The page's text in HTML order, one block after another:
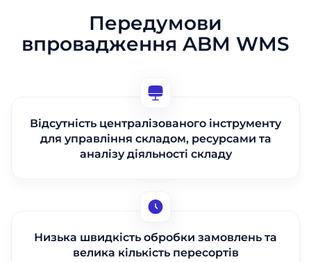
Передумови
впровадження ABM WMS
Відсутність централізованого інструменту
для управління складом, ресурсами та
аналізу діяльності складу
Низька швидкість обробки замовлень та
велика кількість пересортів